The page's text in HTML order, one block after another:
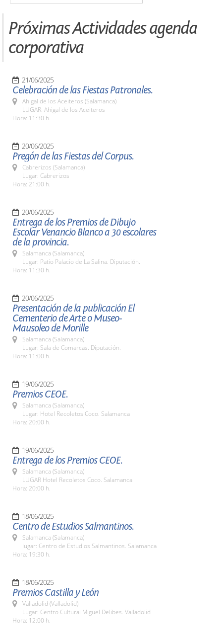
Próximas Actividades agenda
corporativa
21/06/2025
Celebración de las Fiestas Patronales.
Ahigal de los Aceiteros (Salamanca)
LUGAR: Ahigal de los Aceiteros
Hora: 11:30 h.
20/06/2025
Pregón de las Fiestas del Corpus.
Cabrerizos (Salamanca)
Lugar: Cabrerizos
Hora: 21:00 h.
20/06/2025
Entrega de los Premios de Dibujo
Escolar Venancio Blanco a 30 escolares
de la provincia.
Salamanca (Salamanca)
Lugar: Patio Palacio de La Salina. Diputación.
Hora: 11:30 h.
20/06/2025
Presentación de la publicación El
Cementerio de Arte o Museo-
Mausoleo de Morille
Salamanca (Salamanca)
Lugar: Sala de Comarcas. Diputación.
Hora: 11:00 h.
19/06/2025
Premios CEOE.
Salamanca (Salamanca)
Lugar: Hotel Recoletos Coco. Salamanca
Hora: 20:00 h.
19/06/2025
Entrega de los Premios CEOE.
Salamanca (Salamanca)
LUGAR Hotel Recoletos Coco. Salamanca
Hora: 20:00 h.
18/06/2025
Centro de Estudios Salmantinos.
Salamanca (Salamanca)
lugar: Centro de Estudios Salmantinos. Salamanca
Hora: 19:30 h.
18/06/2025
Premios Castilla y León
Valladolid (Valladolid)
Lugar: Centro Cultural Miguel Delibes. Valladolid
Hora: 12:00 h.